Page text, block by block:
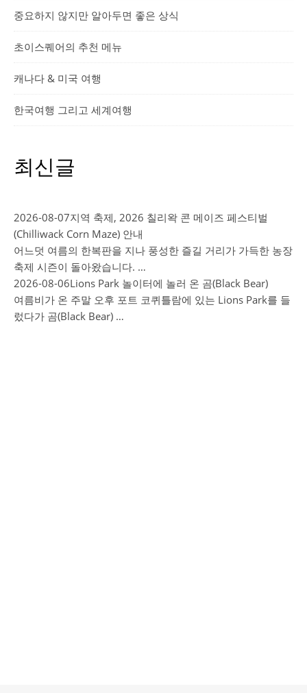
중요하지 않지만 알아두면 좋은 상식
초이스퀘어의 추천 메뉴
캐나다 & 미국 여행
한국여행 그리고 세계여행
최신글
2026-08-07지역 축제, 2026 칠리왁 콘 메이즈 페스티벌
(Chilliwack Corn Maze) 안내
어느덧 여름의 한복판을 지나 풍성한 즐길 거리가 가득한 농장
축제 시즌이 돌아왔습니다. …
2026-08-06Lions Park 놀이터에 놀러 온 곰(Black Bear)
여름비가 온 주말 오후 포트 코퀴틀람에 있는 Lions Park를 들
렀다가 곰(Black Bear) …